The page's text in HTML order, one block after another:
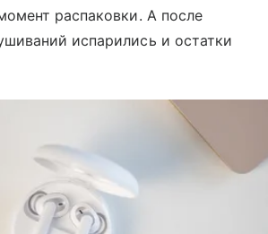
распаковки. А после
испарились и остатки